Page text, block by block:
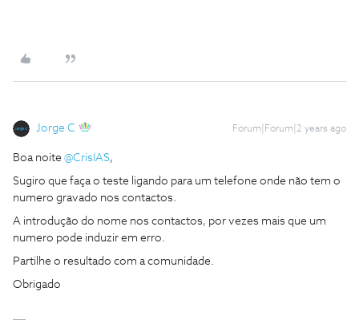
Jorge C Forum|Forum|2 years ago
Boa noite @CrisIAS,
Sugiro que faça o teste ligando para um telefone onde não tem o
numero gravado nos contactos.
A introdução do nome nos contactos, por vezes mais que um
numero pode induzir em erro.
Partilhe o resultado com a comunidade.
Obrigado